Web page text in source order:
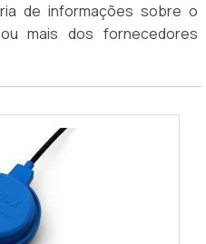
de informações sobre o
mais dos fornecedores